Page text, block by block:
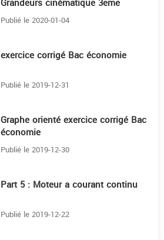
Publié le 2020-01-04
exercice corrigé Bac économie
Publié le 2019-12-31
Graphe orienté exercice corrigé Bac
économie
Publié le 2019-12-30
Part 5 : Moteur a courant continu
Publié le 2019-12-22